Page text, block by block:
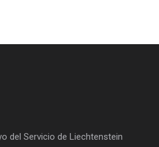
del Servicio de Liechtenstein